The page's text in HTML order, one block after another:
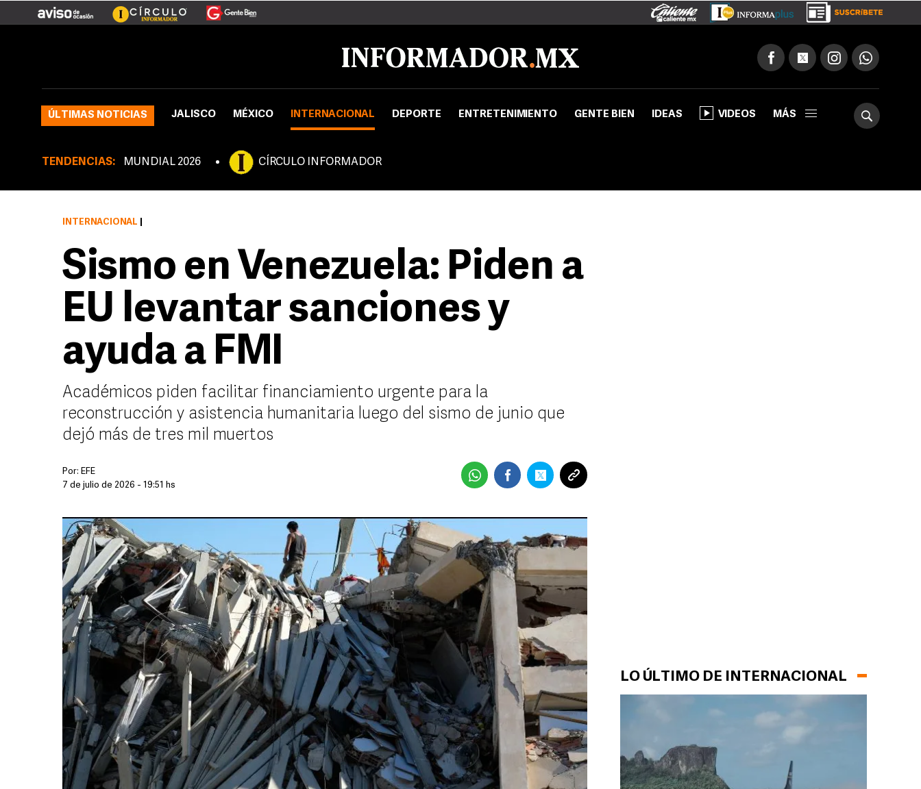
ÚLTIMAS NOTICIAS JALISCO MÉXICO INTERNACIONAL DEPORTE ENTRETENIMIENTO GENTE BIEN IDEAS VIDEOS MÁS
TENDENCIAS: MUNDIAL 2026 CÍRCULO INFORMADOR
LO ÚLTIMO DE INTERNACIONAL
INTERNACIONAL
Sismo en Venezuela: Piden a
EU levantar sanciones y
ayuda a FMI
Académicos piden facilitar financiamiento urgente para la
reconstrucción y asistencia humanitaria luego del sismo de junio que
dejó más de tres mil muertos
Por: EFE
7 de julio de 2026 - 19:51 hs